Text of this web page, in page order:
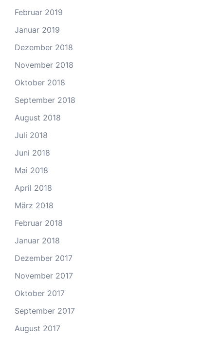
Februar 2019
Januar 2019
Dezember 2018
November 2018
Oktober 2018
September 2018
August 2018
Juli 2018
Juni 2018
Mai 2018
April 2018
März 2018
Februar 2018
Januar 2018
Dezember 2017
November 2017
Oktober 2017
September 2017
August 2017